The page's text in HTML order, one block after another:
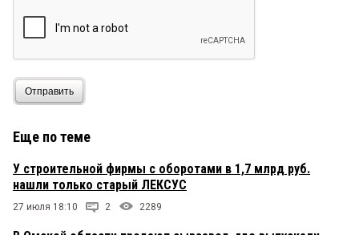
Отправить
Еще по теме
У строительной фирмы с оборотами в 1,7 млрд руб.
нашли только старый ЛЕКСУС
27 июля 18:10 2 2289